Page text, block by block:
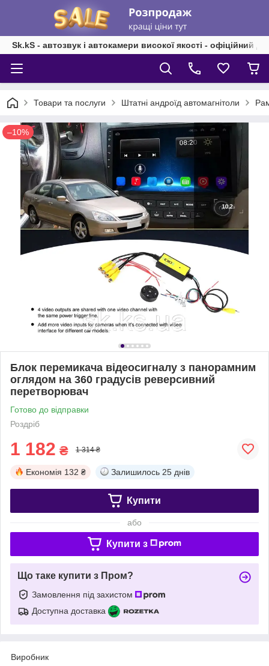
Sk.kS - автозвук і автокамери високої якості - офіційний
Товари та послуги Штатні андроїд автомагнітоли
–10%
Блок перемикача відеосигналу з панорамним
оглядом на 360 градусів реверсивний
перетворювач
Готово до відправки
Роздріб
1 182 ₴ 1 314 ₴
Економія 132 ₴ Залишилось 25 днів
Купити
або
Купити з
Що таке купити з Пром?
Замовлення під захистом
Доступна доставка
Виробник